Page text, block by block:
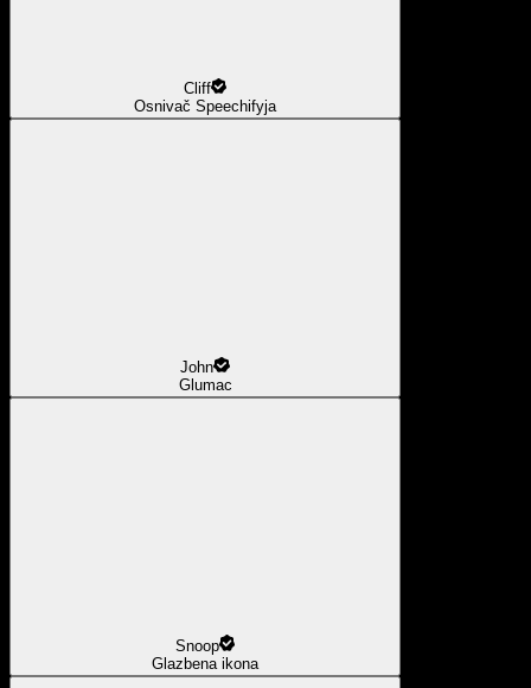
Cliff
Osnivač Speechifyja
John
Glumac
Snoop
Glazbena ikona